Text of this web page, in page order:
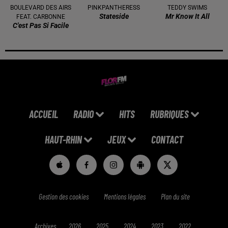
BOULEVARD DES AIRS
FEAT. CARBONNE
C'est Pas Si Facile
PINKPANTHERESS
Stateside
TEDDY SWIMS
Mr Know It All
ACCUEIL RADIO HITS RUBRIQUES
HAUT-RHIN JEUX CONTACT
Gestion des cookies Mentions légales Plan du site
Archives 2026 2025 2024 2023 2022